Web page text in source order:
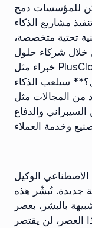
للمؤسسات دمج
مشاريع الذكاء
تحتية متخصصة،
خلال شركاء حلول
خبراء مثل PlusClouds. **في أي المجالات سيكون
سيلعب الذكاء
من المجالات مثل
السيبراني والدفاع
الاصطناعي الوكيل
جديدة. تُبشّر هذه
بالبشر، بعصر
العصر، لن يقتصر